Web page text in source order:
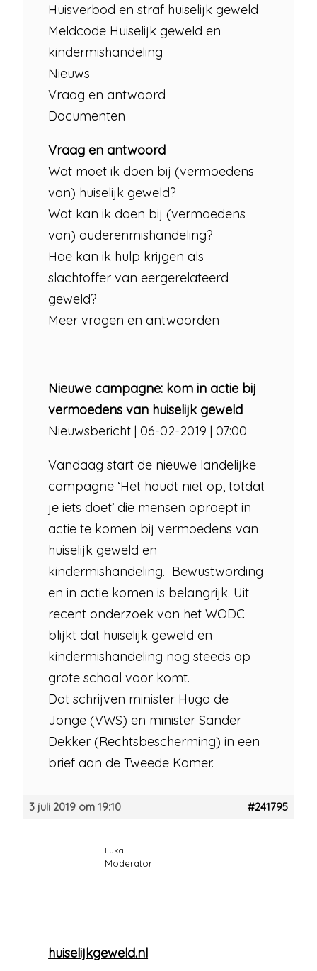
Huisverbod en straf huiselijk geweld
Meldcode Huiselijk geweld en
kindermishandeling
Nieuws
Vraag en antwoord
Documenten
Vraag en antwoord
Wat moet ik doen bij (vermoedens
van) huiselijk geweld?
Wat kan ik doen bij (vermoedens
van) ouderenmishandeling?
Hoe kan ik hulp krijgen als
slachtoffer van eergerelateerd
geweld?
Meer vragen en antwoorden
Nieuwe campagne: kom in actie bij
vermoedens van huiselijk geweld
Nieuwsbericht | 06-02-2019 | 07:00
Vandaag start de nieuwe landelijke
campagne ‘Het houdt niet op, totdat
je iets doet’ die mensen oproept in
actie te komen bij vermoedens van
huiselijk geweld en
kindermishandeling. Bewustwording
en in actie komen is belangrijk. Uit
recent onderzoek van het WODC
blijkt dat huiselijk geweld en
kindermishandeling nog steeds op
grote schaal voor komt.
Dat schrijven minister Hugo de
Jonge (VWS) en minister Sander
Dekker (Rechtsbescherming) in een
brief aan de Tweede Kamer.
3 juli 2019 om 19:10 #241795
Luka
Moderator
huiselijkgeweld.nl